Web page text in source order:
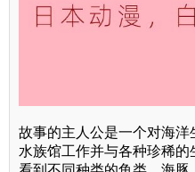
故事的主人公是一个对海
水族馆工作并与各种珍稀